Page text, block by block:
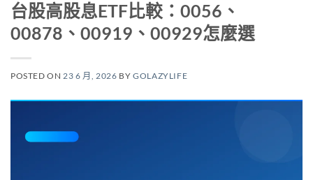
台股高股息ETF比較：0056、
00878、00919、00929怎麼選
POSTED ON23 6 月, 2026 BYGOLAZYLIFE